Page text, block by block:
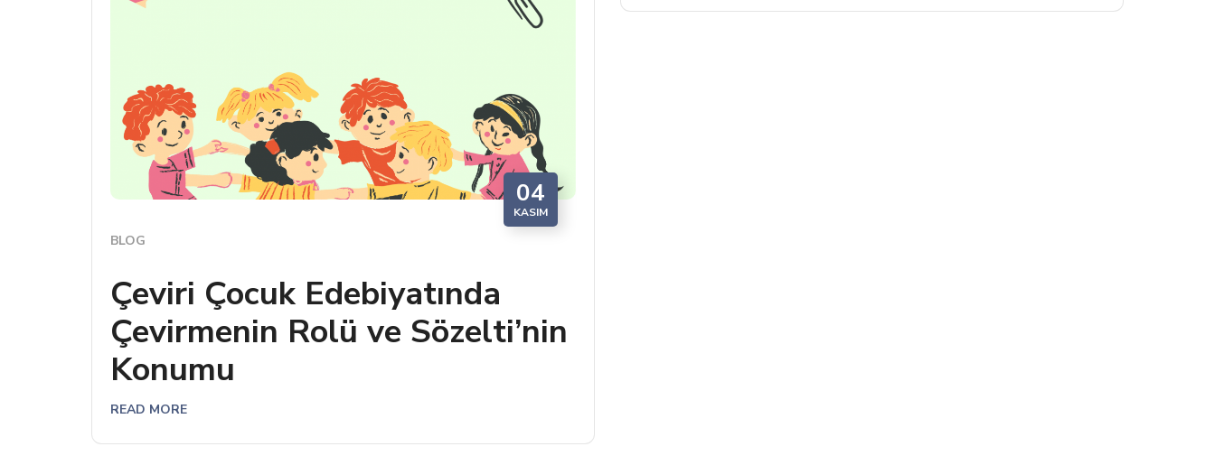
04
KASIM
BLOG
Çeviri Çocuk Edebiyatında
Çevirmenin Rolü ve Sözelti’nin
Konumu
READ MORE